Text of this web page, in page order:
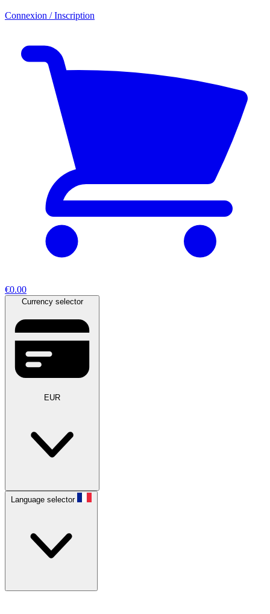
Connexion / Inscription
€0.00
Currency selector
EUR
Language selector